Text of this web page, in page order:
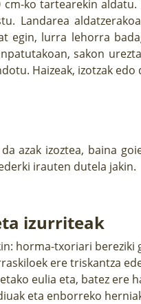
cm-ko tartearekin
Landarea
egin, lurra lehorra
sakon
Haizeak, izotzak
da azak izoztea, baina
irauten dutela jakin.
izurriteak
horma-txoriari bereziki
ere triskantza
eulia eta, batez ere
eta enborreko